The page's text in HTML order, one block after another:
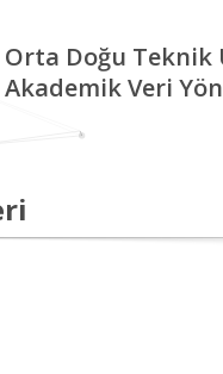
Orta Doğu Teknik
Akademik Veri